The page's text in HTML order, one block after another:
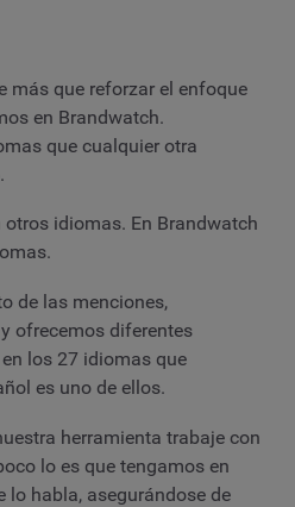
más que reforzar el enfoque
en Brandwatch.
que cualquier otra
otros idiomas. En Brandwatch
de las menciones,
ofrecemos diferentes
los 27 idiomas que
es uno de ellos.
herramienta trabaje con
lo es que tengamos en
lo habla, asegurándose de